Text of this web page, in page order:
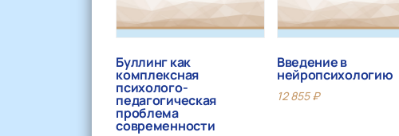
Буллинг как
комплексная
психолого-
педагогическая
проблема
современности
Введение в
нейропсихологию
12 855₽